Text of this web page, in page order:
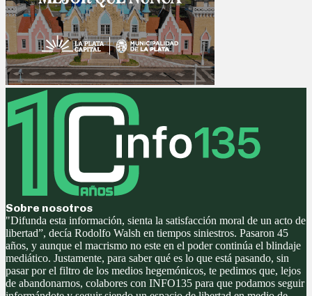
Sobre nosotros
"Difunda esta información, sienta la satisfacción moral de un acto de
libertad”, decía Rodolfo Walsh en tiempos siniestros. Pasaron 45
años, y aunque el macrismo no este en el poder continúa el blindaje
mediático. Justamente, para saber qué es lo que está pasando, sin
pasar por el filtro de los medios hegemónicos, te pedimos que, lejos
de abandonarnos, colabores con INFO135 para que podamos seguir